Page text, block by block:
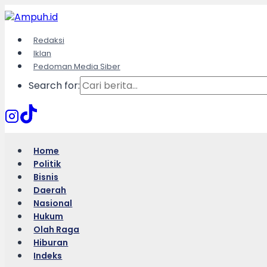
Skip
to
contentRedaksi
Iklan
Pedoman Media Siber
Search for:
Home
Politik
Bisnis
Daerah
Nasional
Hukum
Olah Raga
Hiburan
Indeks